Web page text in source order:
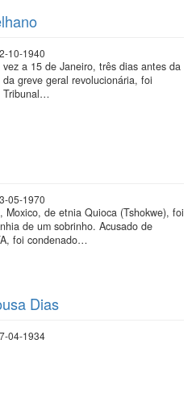
10-1940
vez a 15 de Janeiro, três dias antes da
greve geral revolucionária, foi
Tribunal…
05-1970
Moxico, de etnia Quioca (Tshokwe), foi
de um sobrinho. Acusado de
foi condenado…
Dias
04-1934